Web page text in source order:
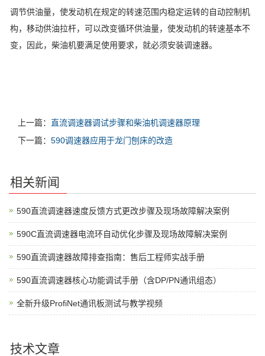
调节供油量，使发动机在规定的转速范围内稳定运转的自动控制机
构，移动供油拉杆，可以改变循环供油量，使发动机的转速基本不
变，因此，柴油机要满足使用要求，就必须安装调速器。
上一篇： 直流调速器调试步骤和柴油机调速器原理
下一篇： 590调速器应用于龙门刨床的改造
相关新闻
590直流调速器速度反馈方式更改步骤及现场故障解决案例
590C直流调速器电流环自动优化步骤及现场故障解决案例
590直流调速器故障排查指南：售后工程师实战手册
590直流调速器核心功能调试手册（含DP/PN通讯组态）
全新升级ProfiNet通讯板测试与教学视频
技术文章